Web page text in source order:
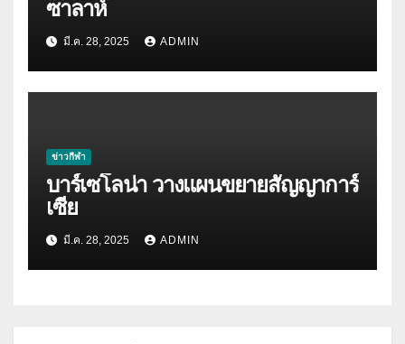
ซาลาห์
มี.ค. 28, 2025 ADMIN
ข่าวกีฬา
บาร์เซโลน่า วางแผนขยายสัญญาการ์
เซีย
มี.ค. 28, 2025 ADMIN